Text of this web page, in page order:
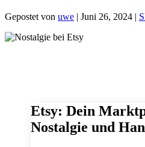
Gepostet von uwe | Juni 26, 2024 |
Etsy: Dein
Nostalgie und